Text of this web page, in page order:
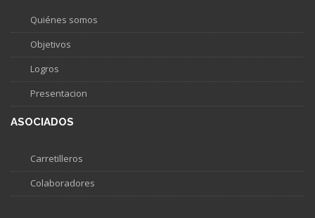
Quiénes somos
Objetivos
Logros
Presentacion
ASOCIADOS
Carretilleros
Colaboradores